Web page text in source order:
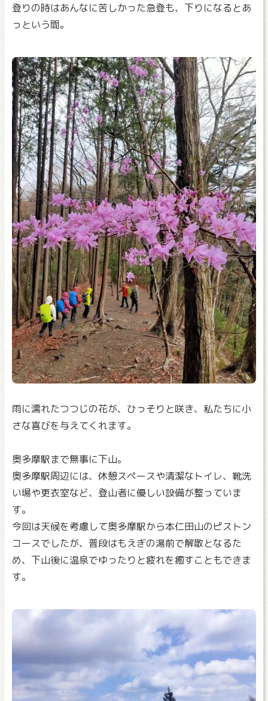
登りの時はあんなに苦しかった急登も、下りになるとあ
っという間。
雨に濡れたつつじの花が、ひっそりと咲き、私たちに小
さな喜びを与えてくれます。
奥多摩駅まで無事に下山。
奥多摩駅周辺には、休憩スペースや清潔なトイレ、靴洗
い場や更衣室など、登山者に優しい設備が整っていま
す。
今回は天候を考慮して奥多摩駅から本仁田山のピストン
コースでしたが、普段はもえぎの湯前で解散となるた
め、下山後に温泉でゆったりと疲れを癒すこともできま
す。